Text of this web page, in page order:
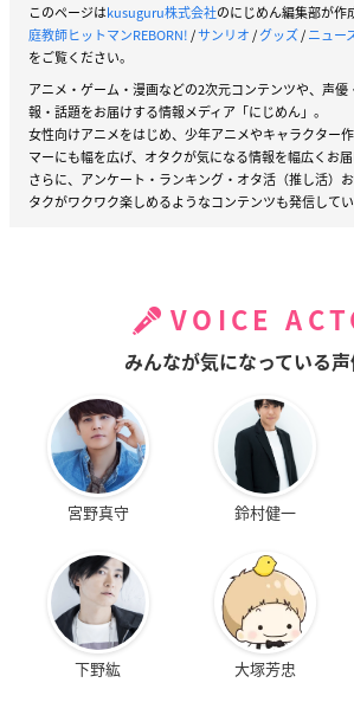
このページはkusuguru株式会社のにじめん編集部が作
庭教師ヒットマンREBORN!/サンリオ/グッズ/ニュー
をご覧ください。
アニメ・ゲーム・漫画などの2次元コンテンツや、声
報・話題をお届けする情報メディア「にじめん」。
女性向けアニメをはじめ、少年アニメやキャラクター
マーにも幅を広げ、オタクが気になる情報を幅広くお届
さらに、アンケート・ランキング・オタ活（推し活）
タクがワクワク楽しめるようなコンテンツも発信してい
VOICE
みんなが気になっている
宮野真守 鈴村健一
下野紘 大塚芳忠